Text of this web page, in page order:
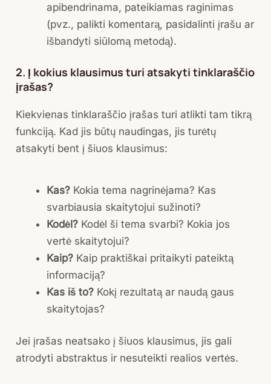
apibendrinama, pateikiamas raginimas
(pvz., palikti komentarą, pasidalinti įrašu ar
išbandyti siūlomą metodą).
2. Į kokius klausimus turi atsakyti tinklaraščio
įrašas?
Kiekvienas tinklaraščio įrašas turi atlikti tam tikrą
funkciją. Kad jis būtų naudingas, jis turėtų
atsakyti bent į šiuos klausimus:
Kas? Kokia tema nagrinėjama? Kas
svarbiausia skaitytojui sužinoti?
Kodėl? Kodėl ši tema svarbi? Kokia jos
vertė skaitytojui?
Kaip? Kaip praktiškai pritaikyti pateiktą
informaciją?
Kas iš to? Kokį rezultatą ar naudą gaus
skaitytojas?
Jei įrašas neatsako į šiuos klausimus, jis gali
atrodyti abstraktus ir nesuteikti realios vertės.